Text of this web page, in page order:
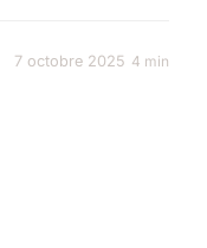
7 octobre 2025 4 min